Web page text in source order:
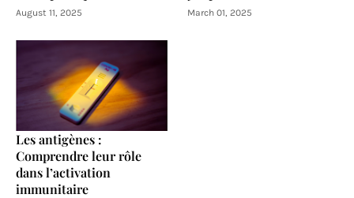
August 11, 2025 March 01, 2025
Les antigènes :
Comprendre leur rôle
dans l’activation
immunitaire